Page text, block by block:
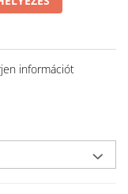
információt